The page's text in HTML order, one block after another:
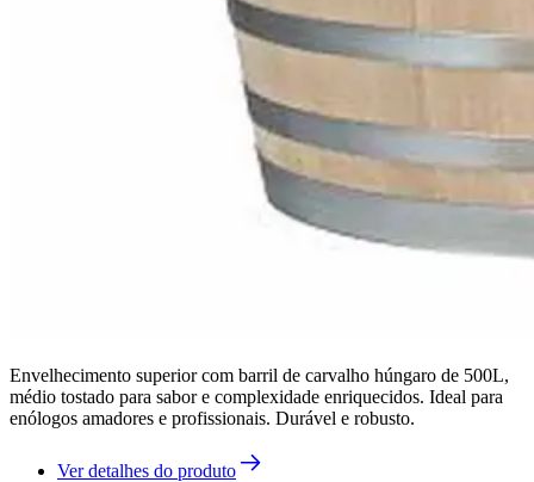
Envelhecimento superior com barril de carvalho húngaro de 500L,
médio tostado para sabor e complexidade enriquecidos. Ideal para
enólogos amadores e profissionais. Durável e robusto.
Ver detalhes do produto